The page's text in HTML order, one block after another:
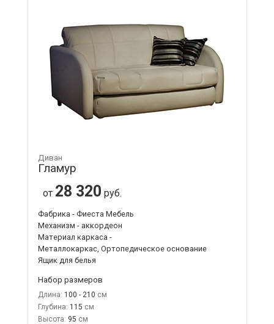
Диван
Гламур
от 28 320 руб.
Фабрика - Фиеста Мебель
Механизм - аккордеон
Материал каркаса -
Металлокаркас, Ортопедическое основание
Ящик для белья
Набор размеров
Длина: 100 - 210
Глубина: 115
Высота: 95